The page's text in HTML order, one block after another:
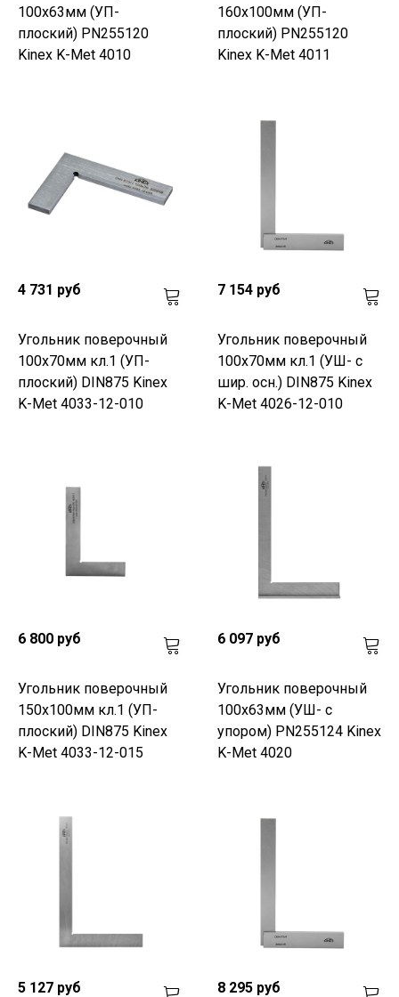
100х63мм (УП-
плоский) PN255120
Kinex K-Met 4010
160х100мм (УП-
плоский) PN255120
Kinex K-Met 4011
4 731 руб
Угольник поверочный
100х70мм кл.1 (УП-
плоский) DIN875 Kinex
K-Met 4033-12-010
7 154 руб
Угольник поверочный
100х70мм кл.1 (УШ- с
шир. осн.) DIN875 Kinex
K-Met 4026-12-010
6 800 руб
Угольник поверочный
150х100мм кл.1 (УП-
плоский) DIN875 Kinex
K-Met 4033-12-015
6 097 руб
Угольник поверочный
100х63мм (УШ- с
упором) PN255124 Kinex
K-Met 4020
5 127 руб 8 295 руб